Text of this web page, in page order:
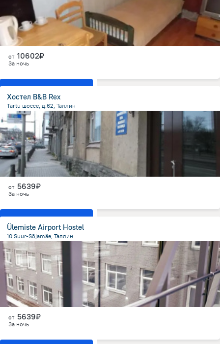
от 10602₽
За ночь
Показать все номера
Хостел B&B Rex
Tartu шоссе, д.62, Таллин
1.9 кмот центра
от 5639₽
За ночь
Показать все номера
Ülemiste Airport Hostel
10 Suur-Sõjamäe, Таллин
3.4 км
от 5639₽
За ночь